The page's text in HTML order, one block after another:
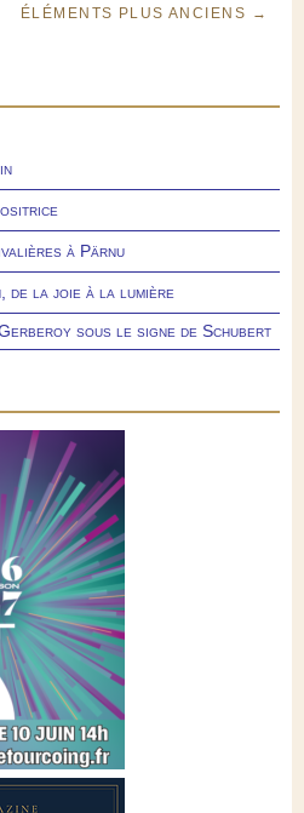
ÉLÉMENTS PLUS ANCIENS →
à Pärnu
de la joie à la lumière
sous le signe de Schubert